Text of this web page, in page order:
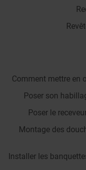
Comment mettre en
Poser son
Poser le
Montage des
Installer les